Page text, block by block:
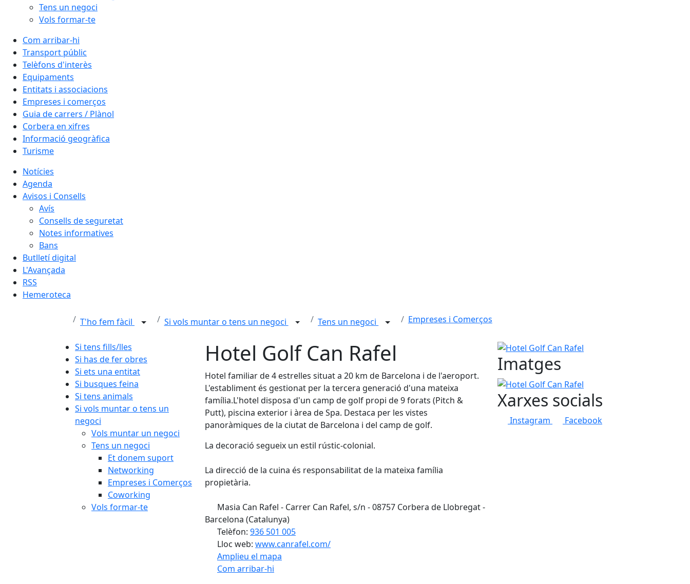
Tens un negoci
Vols formar-te
Com arribar-hi
Transport públic
Telèfons d'interès
Equipaments
Entitats i associacions
Empreses i comerços
Guia de carrers / Plànol
Corbera en xifres
Informació geogràfica
Turisme
Notícies
Agenda
Avisos i Consells
Avís
Consells de seguretat
Notes informatives
Bans
Butlletí digital
L'Avançada
RSS
Hemeroteca
T'ho fem fàcil Si vols muntar o tens un negoci Tens un negoci Empreses i Comerços
Si tens fills/lles
Si has de fer obres
Si ets una entitat
Si busques feina
Si tens animals
Si vols muntar o tens un
negoci
Vols muntar un negoci
Tens un negoci
Et donem suport
Networking
Empreses i Comerços
Coworking
Vols formar-te
Hotel Golf Can Rafel
Hotel familiar de 4 estrelles situat a 20 km de Barcelona i de l'aeroport.
L'establiment és gestionat per la tercera generació d'una mateixa
família.L'hotel disposa d'un camp de golf propi de 9 forats (Pitch &
Putt), piscina exterior i àrea de Spa. Destaca per les vistes
panoràmiques de la ciutat de Barcelona i del camp de golf.
La decoració segueix un estil rústic-colonial.
La direcció de la cuina és responsabilitat de la mateixa família
propietària.
Masia Can Rafel - Carrer Can Rafel, s/n - 08757 Corbera de Llobregat -
Barcelona (Catalunya)
Telèfon: 936 501 005
Lloc web: www.canrafel.com/
Amplieu el mapa
Com arribar-hi
Hotel Golf Can Rafel
Imatges
Hotel Golf Can Rafel
Xarxes socials
Instagram Facebook